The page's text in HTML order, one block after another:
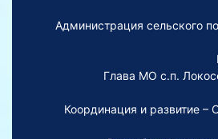
Администрация сельского
Глава МО с.п.
Координация и развитие